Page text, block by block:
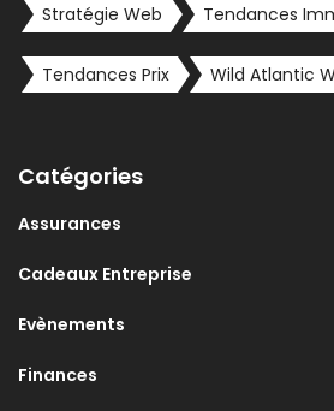
Stratégie Web Tendances
Tendances Prix Wild Atlantic
Catégories
Assurances
Cadeaux Entreprise
Evènements
Finances